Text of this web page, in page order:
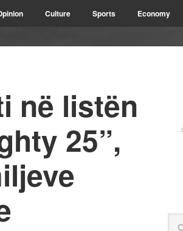
Culture Sports Economy
në listën
25”,